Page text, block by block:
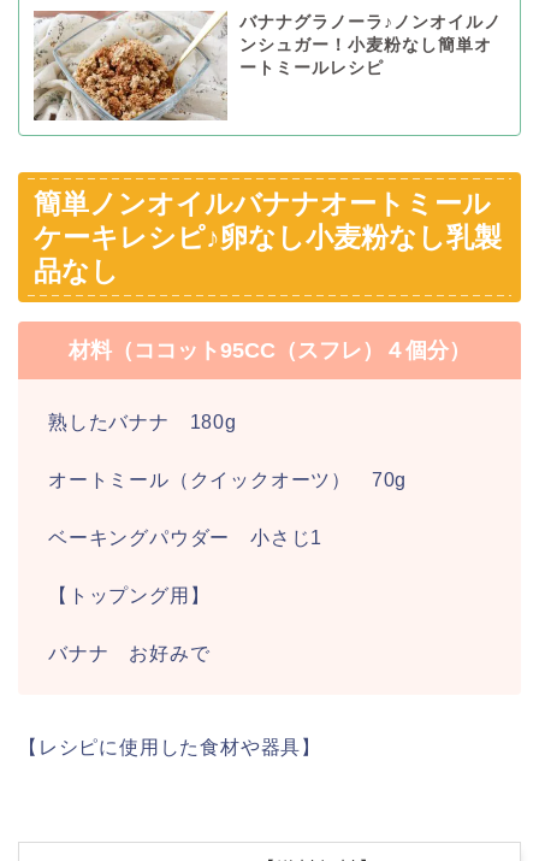
バナナグラノーラ♪ノンオイルノ
ンシュガー！小麦粉なし簡単オ
ートミールレシピ
簡単ノンオイルバナナオートミール
ケーキレシピ♪卵なし小麦粉なし乳製
品なし
材料（ココット95CC（スフレ）４個分）
熟したバナナ 180g
オートミール（クイックオーツ） 70g
ベーキングパウダー 小さじ1
【トップング用】
バナナ お好みで
【レシピに使用した食材や器具】